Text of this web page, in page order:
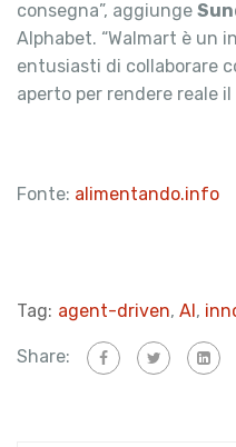
consegna”, aggiunge
Alphabet. “Walmart è un
entusiasti di collaborare
aperto per rendere reale
Fonte: alimentando.info
Tag: agent-driven, AI,
Share: